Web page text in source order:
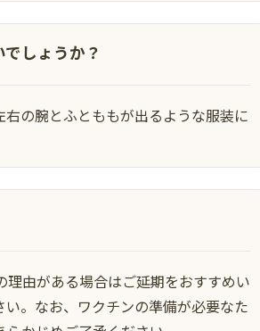
しょうか？
の腕とふとももが出るような服装に
由がある場合はご延期をおすすめい
。なお、ワクチンの準備が必要なた